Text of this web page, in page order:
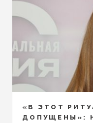
«В ЭТОТ
ДОПУЩЕНЫ»: